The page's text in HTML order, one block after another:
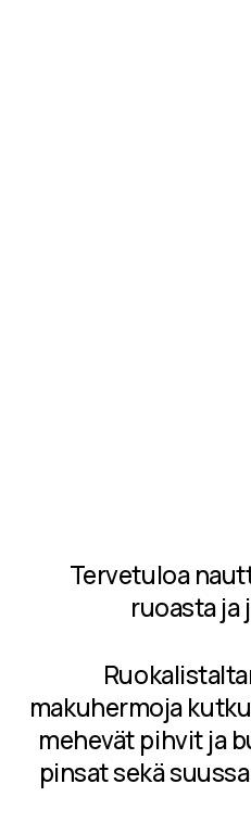
Tervetuloa
ruoasta ja
makuhermoja
mehevät pihvit ja
pinsat sekä